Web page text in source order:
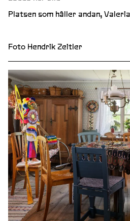
Platsen som håller andan,
Foto Hendrik Zeitler